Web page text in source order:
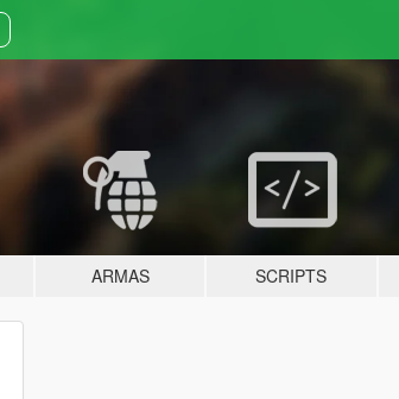
ARMAS SCRIPTS